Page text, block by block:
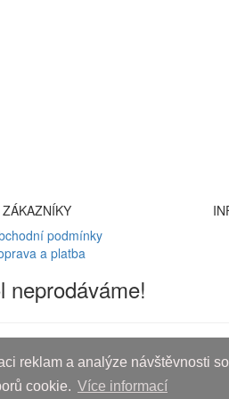
reklam a analýze návštěvnosti
cookie. Více informací
podmínky
a platba
neprodáváme!